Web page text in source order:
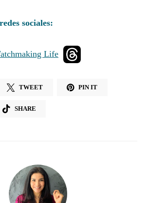
sociales:
TWEET PIN IT
SHARE